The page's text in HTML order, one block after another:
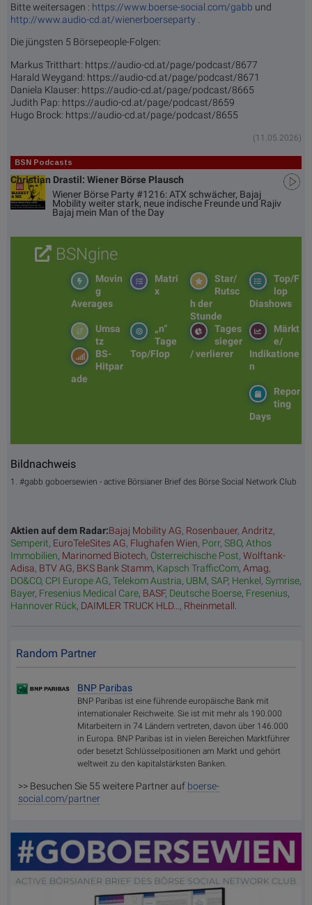
Bitte weitersagen : https://www.boerse-social.com/gabb und
http://www.audio-cd.at/wienerboerseparty
Die jüngsten 5 Börsepeople-Folgen:
Markus Tritthart: https://audio-cd.at/page/podcast/8677
Harald Weygand: https://audio-cd.at/page/podcast/8671
Daniela Klauser: https://audio-cd.at/page/podcast/8665
Judith Pap: https://audio-cd.at/page/podcast/8659
Hugo Brock: https://audio-cd.at/page/podcast/8655
(11.05.2026)
BSN Podcasts
Christian Drastil: Wiener Börse Plausch
Wiener Börse Party #1216: ATX schwächer, Bajaj
Mobility weiter stark, neue indische Freunde und Rajiv
Bajaj mein Man of the Day
BSNgine
Top/F
lop
Diashows
Star/
Rutsc
h der
Stunde
Matri
x
Movin
g
Averages
Märkt
e/
Indikatione
n
Tages
sieger
/ verlierer
„n“
Tage
Top/Flop
Umsa
tz
BS-
Hitpar
ade
Repor
ting
Days
Bildnachweis
1. #gabb goboersewien - active Börsianer Brief des Börse Social Network Club
Aktien auf dem Radar:Bajaj Mobility AG, Rosenbauer, Andritz,
Semperit, EuroTeleSites AG, Flughafen Wien, Porr, SBO, Athos
Immobilien, Marinomed Biotech, Österreichische Post, Wolftank-
Adisa, BTV AG, BKS Bank Stamm, Kapsch TrafficCom, Amag,
DO&CO, CPI Europe AG, Telekom Austria, UBM, SAP, Henkel, Symrise,
Bayer, Fresenius Medical Care, BASF, Deutsche Boerse, Fresenius,
Hannover Rück, DAIMLER TRUCK HLD..., Rheinmetall.
Random Partner
BNP Paribas
BNP Paribas ist eine führende europäische Bank mit
internationaler Reichweite. Sie ist mit mehr als 190.000
Mitarbeitern in 74 Ländern vertreten, davon über 146.000
in Europa. BNP Paribas ist in vielen Bereichen Marktführer
oder besetzt Schlüsselpositionen am Markt und gehört
weltweit zu den kapitalstärksten Banken.
>> Besuchen Sie 55 weitere Partner auf boerse-
social.com/partner